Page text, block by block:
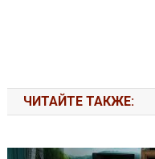
ЧИТАЙТЕ ТАКЖЕ: